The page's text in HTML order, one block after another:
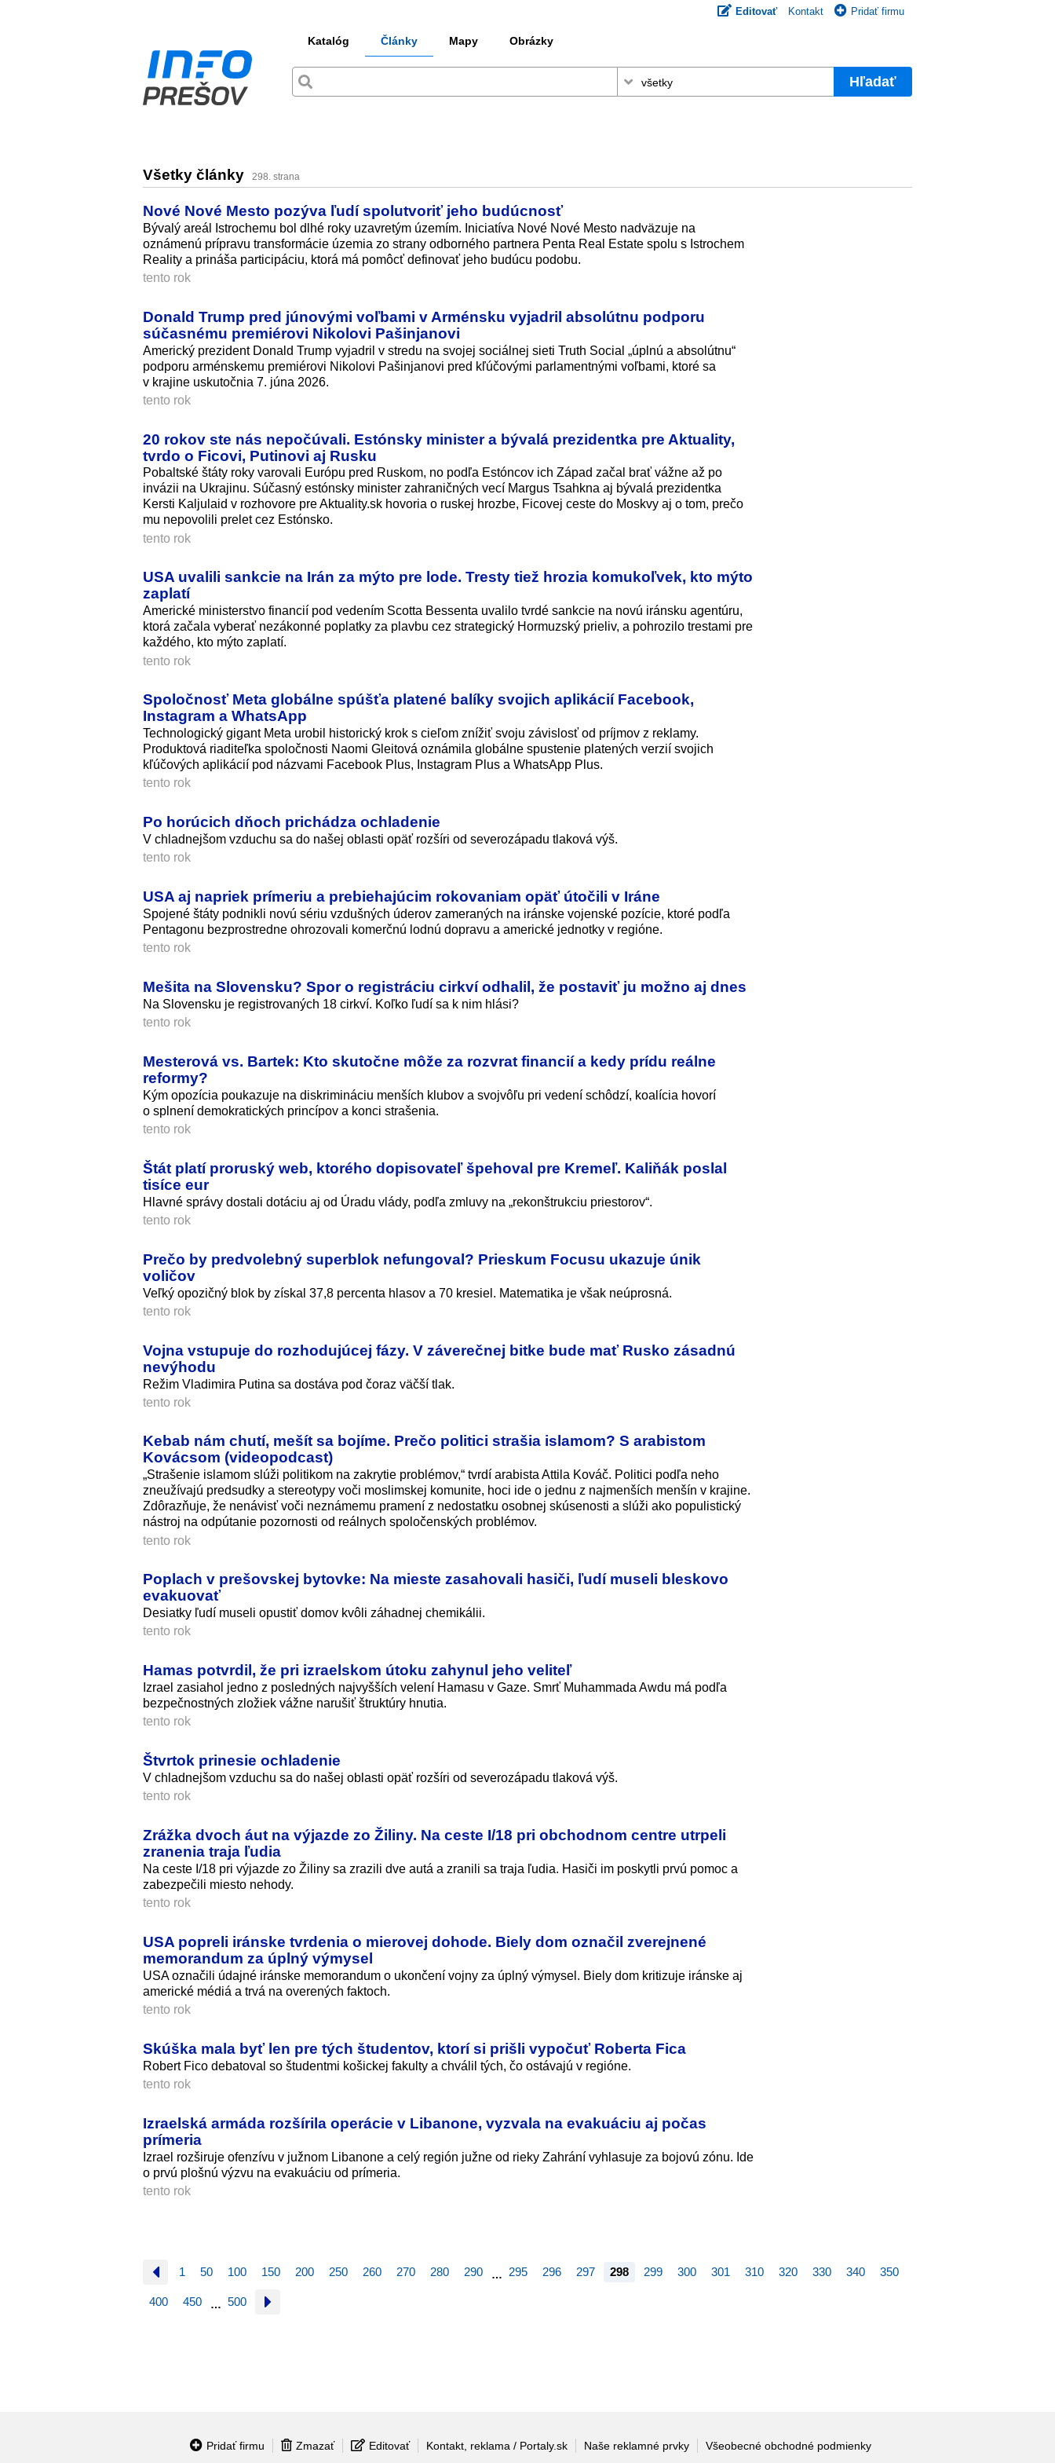
Editovať Kontakt Pridať firmu
Katalóg Články Mapy Obrázky
Hľadať
Všetky články 298. strana
Nové Nové Mesto pozýva ľudí spolutvoriť jeho budúcnosť
Bývalý areál Istrochemu bol dlhé roky uzavretým územím. Iniciatíva Nové Nové Mesto nadväzuje na
oznámenú prípravu transformácie územia zo strany odborného partnera Penta Real Estate spolu s Istrochem
Reality a prináša participáciu, ktorá má pomôcť definovať jeho budúcu podobu.
tento rok
Donald Trump pred júnovými voľbami v Arménsku vyjadril absolútnu podporu
súčasnému premiérovi Nikolovi Pašinjanovi
Americký prezident Donald Trump vyjadril v stredu na svojej sociálnej sieti Truth Social „úplnú a absolútnu“
podporu arménskemu premiérovi Nikolovi Pašinjanovi pred kľúčovými parlamentnými voľbami, ktoré sa
v krajine uskutočnia 7. júna 2026.
tento rok
20 rokov ste nás nepočúvali. Estónsky minister a bývalá prezidentka pre Aktuality,
tvrdo o Ficovi, Putinovi aj Rusku
Pobaltské štáty roky varovali Európu pred Ruskom, no podľa Estóncov ich Západ začal brať vážne až po
invázii na Ukrajinu. Súčasný estónsky minister zahraničných vecí Margus Tsahkna aj bývalá prezidentka
Kersti Kaljulaid v rozhovore pre Aktuality.sk hovoria o ruskej hrozbe, Ficovej ceste do Moskvy aj o tom, prečo
mu nepovolili prelet cez Estónsko.
tento rok
USA uvalili sankcie na Irán za mýto pre lode. Tresty tiež hrozia komukoľvek, kto mýto
zaplatí
Americké ministerstvo financií pod vedením Scotta Bessenta uvalilo tvrdé sankcie na novú iránsku agentúru,
ktorá začala vyberať nezákonné poplatky za plavbu cez strategický Hormuzský prieliv, a pohrozilo trestami pre
každého, kto mýto zaplatí.
tento rok
Spoločnosť Meta globálne spúšťa platené balíky svojich aplikácií Facebook,
Instagram a WhatsApp
Technologický gigant Meta urobil historický krok s cieľom znížiť svoju závislosť od príjmov z reklamy.
Produktová riaditeľka spoločnosti Naomi Gleitová oznámila globálne spustenie platených verzií svojich
kľúčových aplikácií pod názvami Facebook Plus, Instagram Plus a WhatsApp Plus.
tento rok
Po horúcich dňoch prichádza ochladenie
V chladnejšom vzduchu sa do našej oblasti opäť rozšíri od severozápadu tlaková výš.
tento rok
USA aj napriek prímeriu a prebiehajúcim rokovaniam opäť útočili v Iráne
Spojené štáty podnikli novú sériu vzdušných úderov zameraných na iránske vojenské pozície, ktoré podľa
Pentagonu bezprostredne ohrozovali komerčnú lodnú dopravu a americké jednotky v regióne.
tento rok
Mešita na Slovensku? Spor o registráciu cirkví odhalil, že postaviť ju možno aj dnes
Na Slovensku je registrovaných 18 cirkví. Koľko ľudí sa k nim hlási?
tento rok
Mesterová vs. Bartek: Kto skutočne môže za rozvrat financií a kedy prídu reálne
reformy?
Kým opozícia poukazuje na diskrimináciu menších klubov a svojvôľu pri vedení schôdzí, koalícia hovorí
o splnení demokratických princípov a konci strašenia.
tento rok
Štát platí proruský web, ktorého dopisovateľ špehoval pre Kremeľ. Kaliňák poslal
tisíce eur
Hlavné správy dostali dotáciu aj od Úradu vlády, podľa zmluvy na „rekonštrukciu priestorov“.
tento rok
Prečo by predvolebný superblok nefungoval? Prieskum Focusu ukazuje únik
voličov
Veľký opozičný blok by získal 37,8 percenta hlasov a 70 kresiel. Matematika je však neúprosná.
tento rok
Vojna vstupuje do rozhodujúcej fázy. V záverečnej bitke bude mať Rusko zásadnú
nevýhodu
Režim Vladimira Putina sa dostáva pod čoraz väčší tlak.
tento rok
Kebab nám chutí, mešít sa bojíme. Prečo politici strašia islamom? S arabistom
Kovácsom (videopodcast)
„Strašenie islamom slúži politikom na zakrytie problémov,“ tvrdí arabista Attila Kováč. Politici podľa neho
zneužívajú pred­sudky a stereotypy voči moslimskej komunite, hoci ide o jednu z najmenších menšín v krajine.
Zdôrazňuje, že nenávisť voči neznámemu pramení z nedostatku osobnej skúsenosti a slúži ako populistický
nástroj na odpútanie pozornosti od reálnych spoločenských problémov.
tento rok
Poplach v prešovskej bytovke: Na mieste zasahovali hasiči, ľudí museli bleskovo
evakuovať
Desiatky ľudí museli opustiť domov kvôli záhadnej chemikálii.
tento rok
Hamas potvrdil, že pri izraelskom útoku zahynul jeho veliteľ
Izrael zasiahol jedno z posledných najvyšších velení Hamasu v Gaze. Smrť Muhammada Awdu má podľa
bezpečnostných zložiek vážne narušiť štruktúry hnutia.
tento rok
Štvrtok prinesie ochladenie
V chladnejšom vzduchu sa do našej oblasti opäť rozšíri od severozápadu tlaková výš.
tento rok
Zrážka dvoch áut na výjazde zo Žiliny. Na ceste I/18 pri obchodnom centre utrpeli
zranenia traja ľudia
Na ceste I/18 pri výjazde zo Žiliny sa zrazili dve autá a zranili sa traja ľudia. Hasiči im poskytli prvú pomoc a
zabezpečili miesto nehody.
tento rok
USA popreli iránske tvrdenia o mierovej dohode. Biely dom označil zverejnené
memorandum za úplný výmysel
USA označili údajné iránske memorandum o ukončení vojny za úplný výmysel. Biely dom kritizuje iránske aj
americké médiá a trvá na overených faktoch.
tento rok
Skúška mala byť len pre tých študentov, ktorí si prišli vypočuť Roberta Fica
Robert Fico debatoval so študentmi košickej fakulty a chválil tých, čo ostávajú v regióne.
tento rok
Izraelská armáda rozšírila operácie v Libanone, vyzvala na evakuáciu aj počas
prímeria
Izrael rozširuje ofenzívu v južnom Libanone a celý región južne od rieky Zahrání vyhlasuje za bojovú zónu. Ide
o prvú plošnú výzvu na evakuáciu od prímeria.
tento rok
1 50 100 150 200 250 260 270 280 290 … 295 296 297 298 299 300 301 310 320 330 340 350
400 450 … 500
Pridať firmu Zmazať Editovať Kontakt, reklama / Portaly.sk Naše reklamné prvky Všeobecné obchodné podmienky